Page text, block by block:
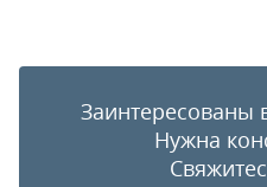
Заинтересованы
Нужна